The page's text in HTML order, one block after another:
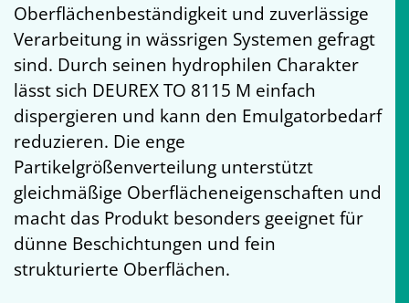
Oberflächenbeständigkeit und zuverlässige
Verarbeitung in wässrigen Systemen gefragt
sind. Durch seinen hydrophilen Charakter
lässt sich DEUREX TO 8115 M einfach
dispergieren und kann den Emulgatorbedarf
reduzieren. Die enge
Partikelgrößenverteilung unterstützt
gleichmäßige Oberflächeneigenschaften und
macht das Produkt besonders geeignet für
dünne Beschichtungen und fein
strukturierte Oberflächen.